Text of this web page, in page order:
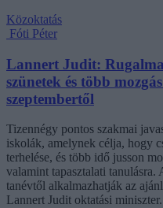
Közoktatás
Fóti Péter
Lannert Judit:
szünetek és több
szeptembertől
Tizennégy pontos szakmai
iskolák, amelynek célja, hogy
terhelése, és több idő jusson
valamint tapasztalati
tanévtől alkalmazhatják az
Lannert Judit oktatási miniszter.